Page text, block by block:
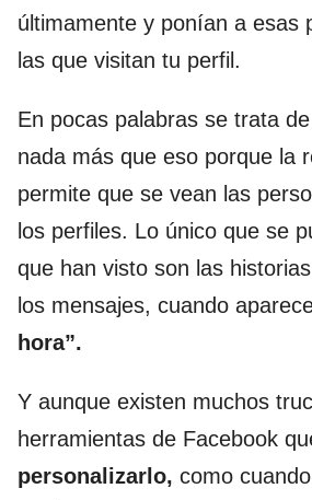
últimamente y ponían a esas
las que visitan tu perfil.
En pocas palabras se trata
nada más que eso porque la
permite que se vean las
los perfiles. Lo único que se
que han visto son las
los mensajes, cuando
hora”.
Y aunque existen muchos
herramientas de Facebook
personalizarlo, como